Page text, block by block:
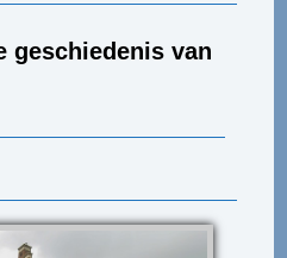
geschiedenis van